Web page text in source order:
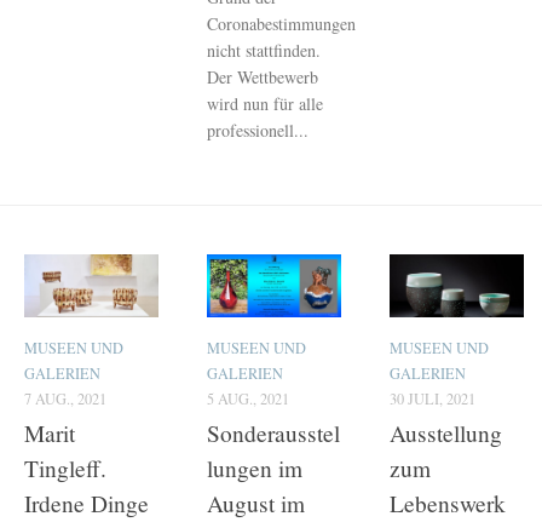
Coronabestimmungen
nicht stattfinden.
Der Wettbewerb
wird nun für alle
professionell...
MUSEEN UND
GALERIEN
7 AUG., 2021
Marit
Tingleff.
Irdene Dinge
MUSEEN UND
GALERIEN
5 AUG., 2021
Sonderausstel
lungen im
August im
MUSEEN UND
GALERIEN
30 JULI, 2021
Ausstellung
zum
Lebenswerk